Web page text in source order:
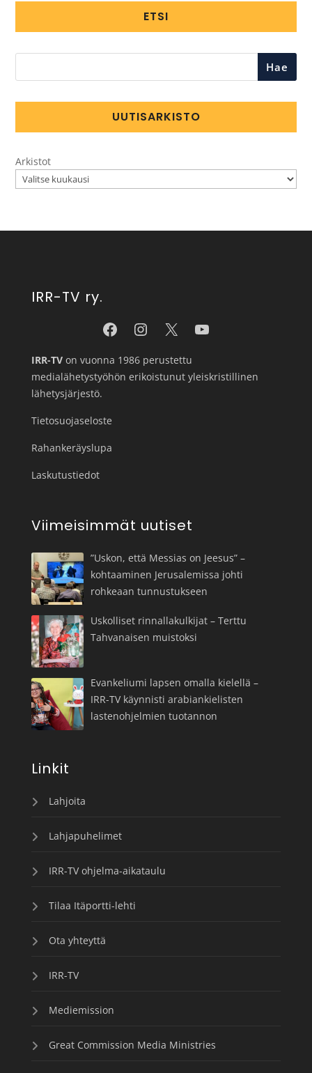
ETSI
Hae
UUTISARKISTO
Arkistot
IRR-TV ry.
IRR-TVon vuonna 1986 perustettu
medialähetystyöhön erikoistunut yleiskristillinen
lähetysjärjestö.
Tietosuojaseloste
Rahankeräyslupa
Laskutustiedot
Viimeisimmät uutiset
”Uskon, että Messias on Jeesus” –
kohtaaminen Jerusalemissa johti
rohkeaan tunnustukseen
Uskolliset rinnallakulkijat – Terttu
Tahvanaisen muistoksi
Evankeliumi lapsen omalla kielellä –
IRR-TV käynnisti arabiankielisten
lastenohjelmien tuotannon
Linkit
Lahjoita
Lahjapuhelimet
IRR-TV ohjelma-aikataulu
Tilaa Itäportti-lehti
Ota yhteyttä
IRR-TV
Mediemission
Great Commission Media Ministries